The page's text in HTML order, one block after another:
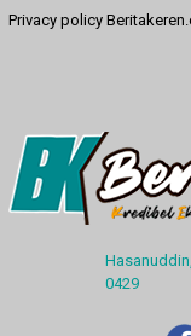
Privacy policy
0429